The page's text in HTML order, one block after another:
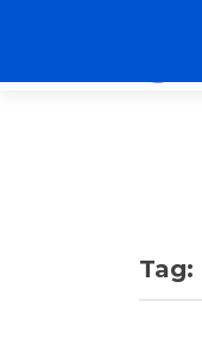
Tag: